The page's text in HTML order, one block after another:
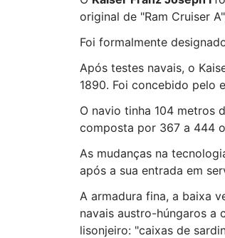
original de "Ram Cruiser
Foi formalmente
Após testes navais, o
1890. Foi concebido pelo
O navio tinha 104 metros
composta por 367 a 444
As mudanças na
após a sua entrada em
A armadura fina, a baixa
navais austro-húngaros a
lisonjeiro: "caixas de